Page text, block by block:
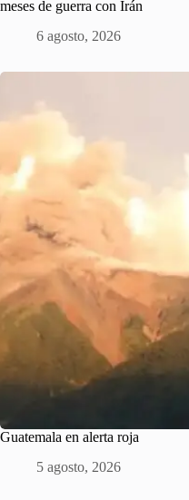
meses de guerra con Irán
6 agosto, 2026
Guatemala en alerta roja
5 agosto, 2026